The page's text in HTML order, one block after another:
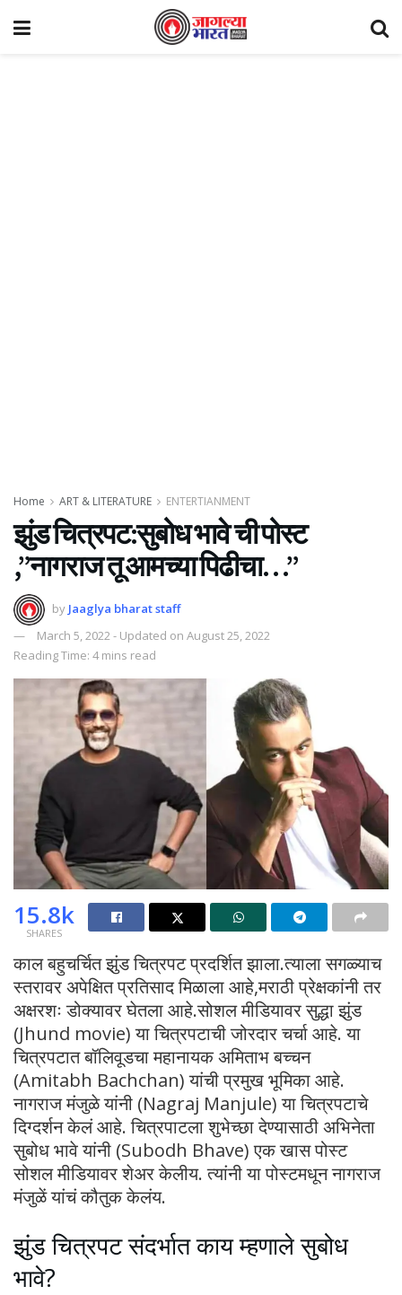
Home ART & LITERATURE ENTERTIANMENT
झुंड चित्रपट:सुबोध भावे ची पोस्ट
,”नागराज तू आमच्या पिढीचा…”
by Jaaglya bharat staff
March 5, 2022 - Updated on August 25, 2022
Reading Time: 4 mins read
15.8k
SHARES
काल बहुचर्चित झुंड चित्रपट प्रदर्शित झाला.त्याला सगळ्याच
स्तरावर अपेक्षित प्रतिसाद मिळाला आहे,मराठी प्रेक्षकांनी तर
अक्षरशः डोक्यावर घेतला आहे.सोशल मीडियावर सुद्धा झुंड
(Jhund movie) या चित्रपटाची जोरदार चर्चा आहे. या
चित्रपटात बॉलिवूडचा महानायक अमिताभ बच्चन
(Amitabh Bachchan) यांची प्रमुख भूमिका आहे.
नागराज मंजुळे यांनी (Nagraj Manjule) या चित्रपटाचे
दिग्दर्शन केलं आहे. चित्रपाटला शुभेच्छा देण्यासाठी अभिनेता
सुबोध भावे यांनी (Subodh Bhave) एक खास पोस्ट
सोशल मीडियावर शेअर केलीय. त्यांनी या पोस्टमधून नागराज
मंजुळें यांचं कौतुक केलंय.
झुंड चित्रपट संदर्भात काय म्हणाले सुबोध
भावे?